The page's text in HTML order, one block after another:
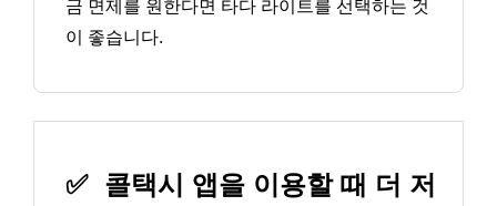
금 면제를 원한다면 타다 라이트를 선택하는 것
이 좋습니다.
✅ 콜택시 앱을 이용할 때 더 저